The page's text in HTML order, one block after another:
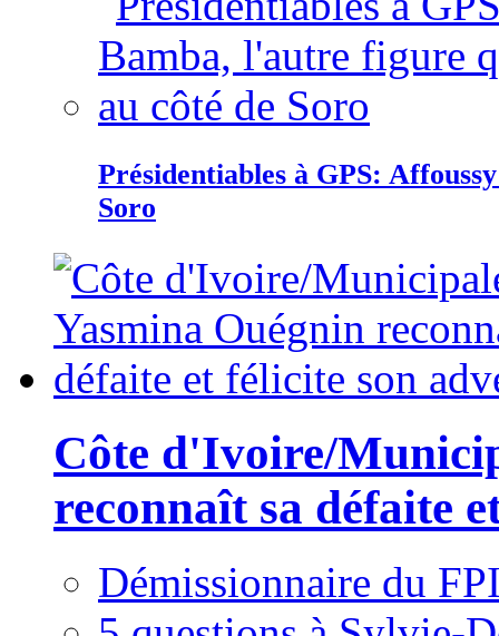
Présidentiables à GPS:
Soro
Côte d'Ivoire/
reconnaît sa défaite
Démissionnaire du